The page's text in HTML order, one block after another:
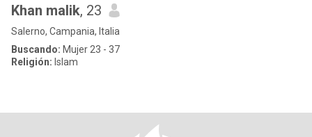
Khan malik, 23
Salerno, Campania, Italia
Buscando: Mujer 23 - 37
Religión: Islam